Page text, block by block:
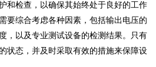
和检查，以确保其始终处于良好的工作
要综合考虑各种因素，包括输出电压的
，以及专业测试设备的检测结果。只有
状态，并及时采取有效的措施来保障设